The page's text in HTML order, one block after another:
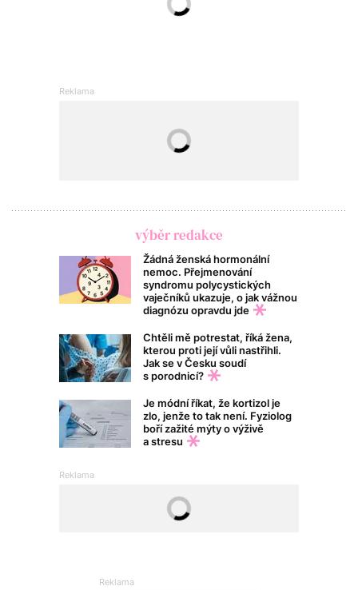
výběr redakce
Žádná ženská hormonální
nemoc. Přejmenování
syndromu polycystických
vaječníků ukazuje, o jak vážnou
diagnózu opravdu jde
Chtěli mě potrestat, říká žena,
kterou proti její vůli nastřihli.
Jak se v Česku soudí
s porodnicí?
Je módní říkat, že kortizol je
zlo, jenže to tak není. Fyziolog
boří zažité mýty o výživě
a stresu